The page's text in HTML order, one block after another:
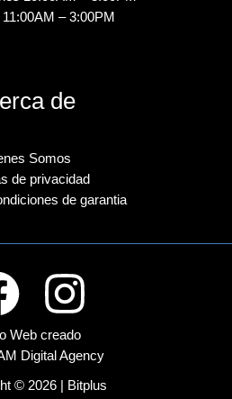
– 3:00PM
de
Somos
de privacidad
de garantia
Web creado
Digital Agency
© 2026 | Bitplus